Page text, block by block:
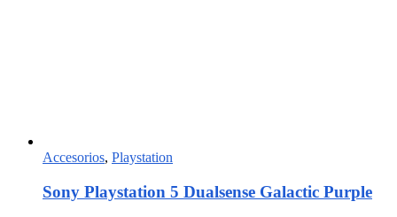
Accesorios, Playstation
Sony Playstation 5 Dualsense Galactic Purple